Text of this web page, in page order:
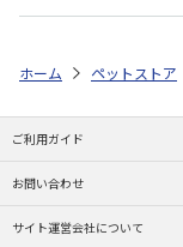
ホーム ペットストア
ご利用ガイド
お問い合わせ
サイト運営会社について